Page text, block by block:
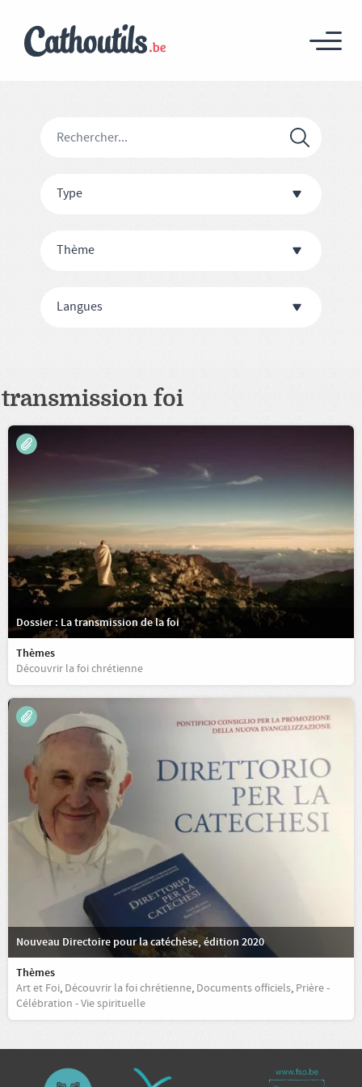
Type
Thème
Langues
transmission foi
Nouveau Directoire pour la catéchèse, édition 2020
Thèmes
Art et Foi, Découvrir la foi chrétienne, Documents officiels, Prière -
Célébration - Vie spirituelle
Dossier : La transmission de la foi
Thèmes
Découvrir la foi chrétienne